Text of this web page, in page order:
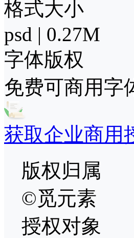
格式大小
psd | 0.27M
字体版权
免费可商用字
获取企业商用
版权归属
©觅元素
授权对象